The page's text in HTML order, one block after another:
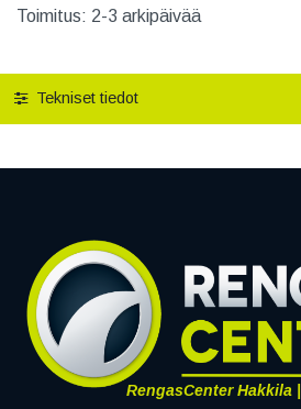
Toimitus: 2-3 arkipäivää
Tekniset tiedot
RengasCenter Hakkila